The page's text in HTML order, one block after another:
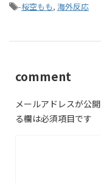
-桜空もも, 海外反応
comment
メールアドレスが公
る欄は必須項目です